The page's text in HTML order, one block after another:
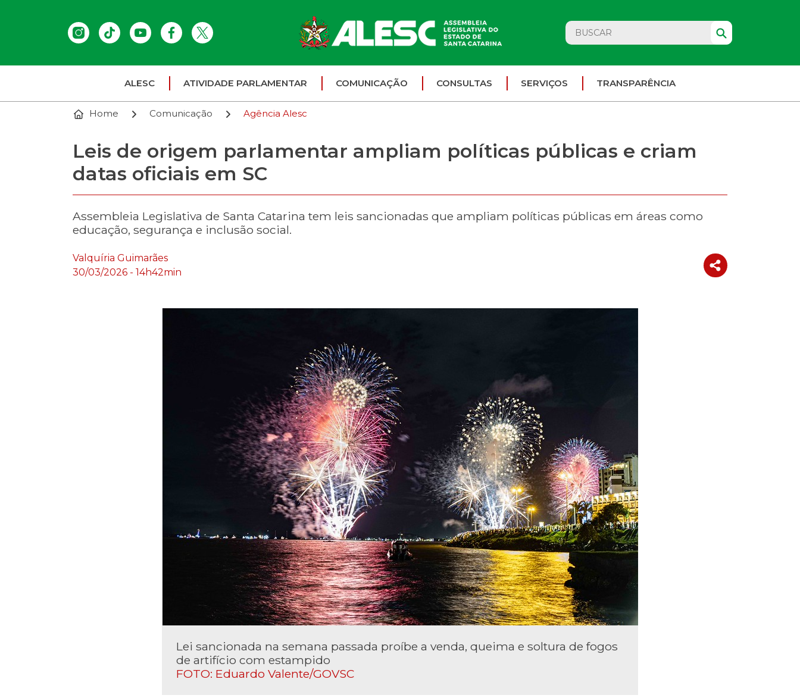
ALESC ATIVIDADE PARLAMENTAR COMUNICAÇÃO CONSULTAS SERVIÇOS TRANSPARÊNCIA
Home Comunicação Agência Alesc
Leis de origem parlamentar ampliam políticas públicas e criam
datas oficiais em SC
Assembleia Legislativa de Santa Catarina tem leis sancionadas que ampliam políticas públicas em áreas como
educação, segurança e inclusão social.
Valquíria Guimarães
30/03/2026 - 14h42min
Lei sancionada na semana passada proíbe a venda, queima e soltura de fogos
de artifício com estampido
FOTO: Eduardo Valente/GOVSC